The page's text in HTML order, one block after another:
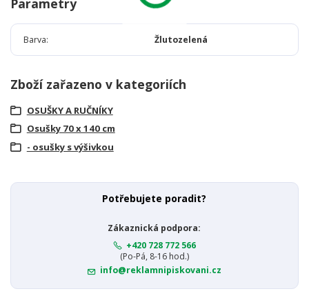
Parametry
Barva Žlutozelená
Zboží zařazeno v kategoriích
OSUŠKY A RUČNÍKY
Osušky 70 x 140 cm
- osušky s výšivkou
Potřebujete poradit?
Zákaznická podpora:
+420 728 772 566
(Po-Pá, 8-16 hod.)
info@reklamnipiskovani.cz